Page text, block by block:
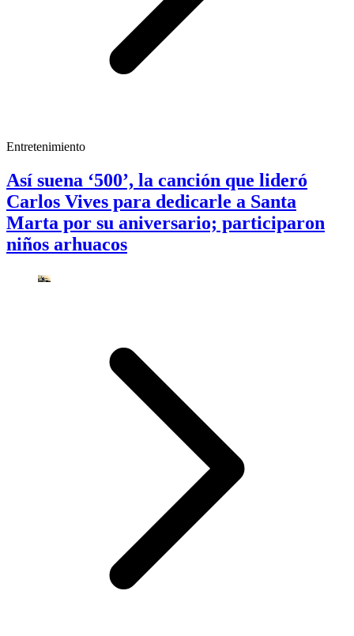
Entretenimiento
Así suena ‘500’, la canción que lideró
Carlos Vives para dedicarle a Santa
Marta por su aniversario; participaron
niños arhuacos